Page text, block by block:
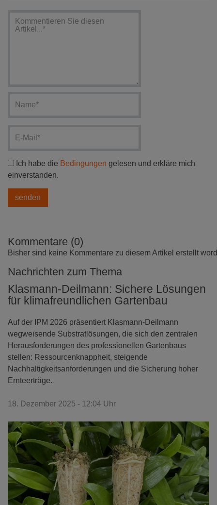
Ich habe die Bedingungen gelesen und erkläre mich
einverstanden.
Kommentare (0)
Bisher sind keine Kommentare zu diesem Artikel erstellt
Nachrichten zum Thema
Klasmann-Deilmann: Sichere Lösungen
für klimafreundlichen Gartenbau
Auf der IPM 2026 präsentiert Klasmann-Deilmann
wegweisende Substratlösungen, die sich den zentralen
Herausforderungen des professionellen Gartenbaus
stellen: Ressourcenknappheit, steigende
Nachhaltigkeitsanforderungen und die Sicherung hoher
Ernteerträge.
18. Dezember 2025 - 12:04 Uhr